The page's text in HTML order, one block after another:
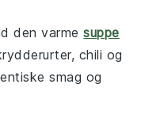
den varmesuppe
chili og
smag og